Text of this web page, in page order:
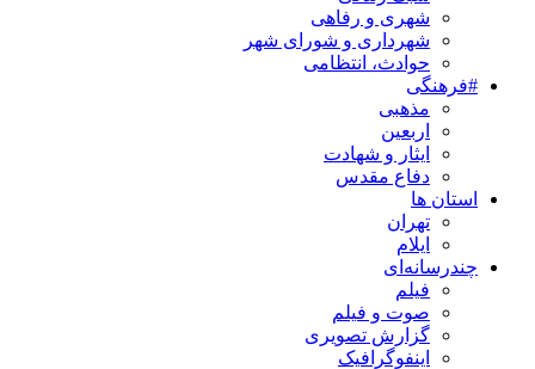
شهری و رفاهی
شهرداری و شورای شهر
حوادث، انتظامی
#فرهنگی
مذهبی
اربعین
ایثار و شهادت
دفاع مقدس
استان ها
تهران
ایلام
چندرسانه‌ای
فیلم
صوت و فیلم
گزارش تصویری
اینفوگرافیک